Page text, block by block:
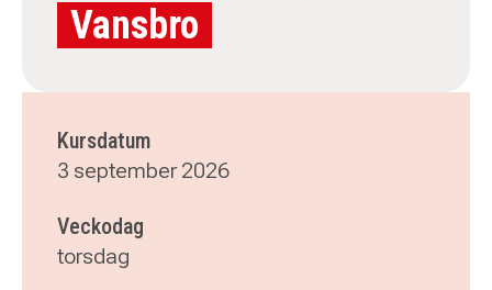
Vansbro
Kursdatum
3 september 2026
Veckodag
torsdag